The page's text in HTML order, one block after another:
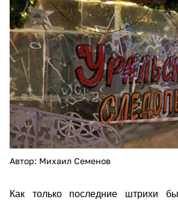
photo-2026-01-22-10-00-
Автор: Михаил Семенов
Как только последние штрихи